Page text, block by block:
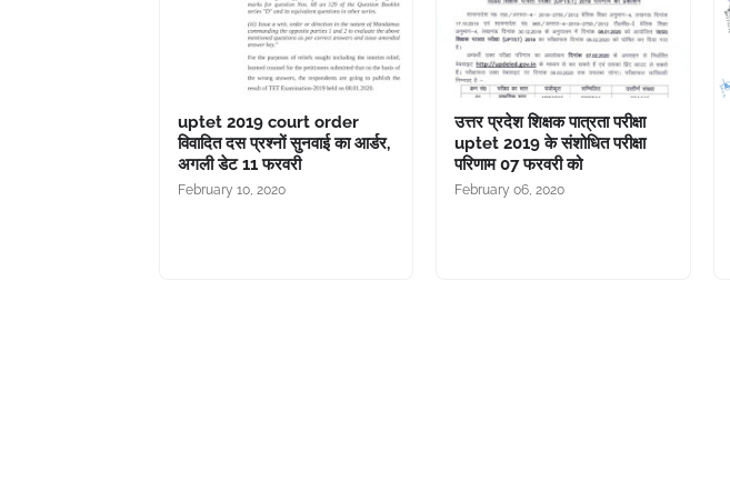
uptet 2019 court order
विवादित दस प्रश्नों सुनवाई का आर्डर,
अगली डेट 11 फरवरी
February 10, 2020
उत्तर प्रदेश शिक्षक पात्रता परीक्षा
uptet 2019 के संशोधित परीक्षा
परिणाम 07 फरवरी को
February 06, 2020